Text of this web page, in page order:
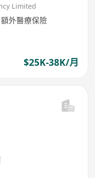
Limited
外醫療保險
$25K-38K/月